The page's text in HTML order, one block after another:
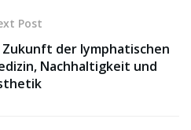
Post
Zukunft der lymphatischen
Nachhaltigkeit und